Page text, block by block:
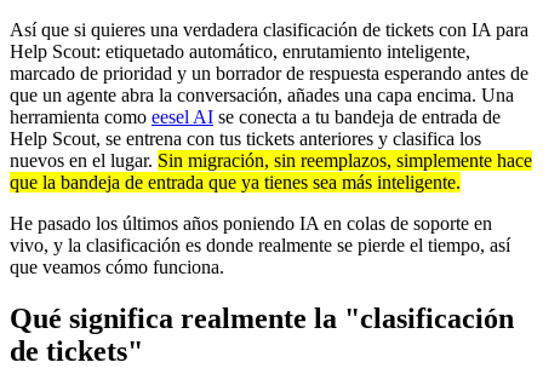
Así que si quieres una verdadera clasificación de tickets con IA para
Help Scout: etiquetado automático, enrutamiento inteligente,
marcado de prioridad y un borrador de respuesta esperando antes de
que un agente abra la conversación, añades una capa encima. Una
herramienta como eesel AI se conecta a tu bandeja de entrada de
Help Scout, se entrena con tus tickets anteriores y clasifica los
nuevos en el lugar. Sin migración, sin reemplazos, simplemente hace
que la bandeja de entrada que ya tienes sea más inteligente.
He pasado los últimos años poniendo IA en colas de soporte en
vivo, y la clasificación es donde realmente se pierde el tiempo, así
que veamos cómo funciona.
Qué significa realmente la "clasificación
de tickets"